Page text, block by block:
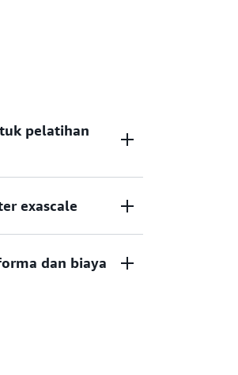
pelatihan
hanya beberapa
lebih cepat serta
exascale
dan saling
dan biaya